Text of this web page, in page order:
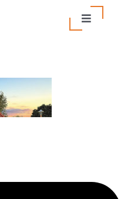
Toggle